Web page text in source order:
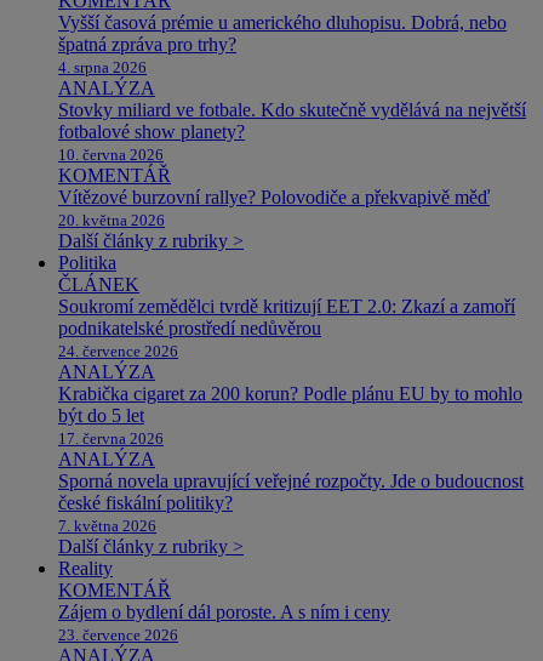
Vyšší časová prémie u amerického dluhopisu. Dobrá, nebo
špatná zpráva pro trhy?
4. srpna 2026
ANALÝZA
Stovky miliard ve fotbale. Kdo skutečně vydělává na největší
fotbalové show planety?
10. června 2026
KOMENTÁŘ
Vítězové burzovní rallye? Polovodiče a překvapivě měď
20. května 2026
Další články z rubriky >
Politika
ČLÁNEK
Soukromí zemědělci tvrdě kritizují EET 2.0: Zkazí a zamoří
podnikatelské prostředí nedůvěrou
24. července 2026
ANALÝZA
Krabička cigaret za 200 korun? Podle plánu EU by to mohlo
být do 5 let
17. června 2026
ANALÝZA
Sporná novela upravující veřejné rozpočty. Jde o budoucnost
české fiskální politiky?
7. května 2026
Další články z rubriky >
Reality
KOMENTÁŘ
Zájem o bydlení dál poroste. A s ním i ceny
23. července 2026
ANALÝZA